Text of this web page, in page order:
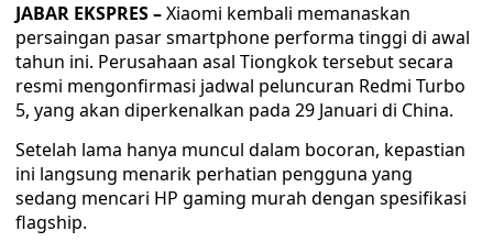
JABAR EKSPRES –Xiaomi kembali memanaskan
persaingan pasar smartphone performa tinggi di awal
tahun ini. Perusahaan asal Tiongkok tersebut secara
resmi mengonfirmasi jadwal peluncuran Redmi Turbo
5, yang akan diperkenalkan pada 29 Januari di China.
Setelah lama hanya muncul dalam bocoran, kepastian
ini langsung menarik perhatian pengguna yang
sedang mencari HP gaming murah dengan spesifikasi
flagship.